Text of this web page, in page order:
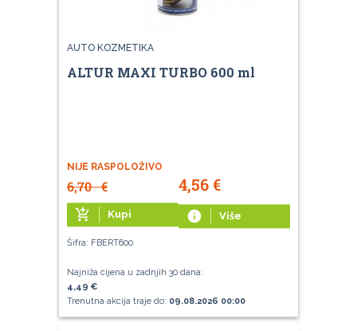
AUTO KOZMETIKA
ALTUR MAXI TURBO 600 ml
NIJE RASPOLOŽIVO
6,70€ 4,56€
add_shopping_cart Kupi info Više
Šifra: FBERT600
Najniža cijena u zadnjih 30 dana:
4,49 €
Trenutna akcija traje do: 09.08.2026 00:00